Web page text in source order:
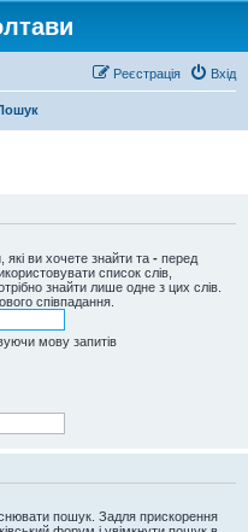
Вхід
Реєстрація
ви хочете знайти та - перед
список слів,
знайти лише одне з цих слів.
співпадання.
мову запитів
пошук. Задля прискорення